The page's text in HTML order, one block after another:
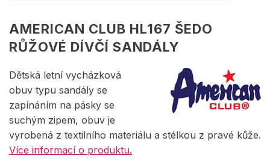
AMERICAN CLUB HL167 ŠEDO
RŮŽOVÉ DÍVČÍ SANDÁLY
Dětská letní vycházková
obuv typu sandály se
zapínáním na pásky se
suchým zipem, obuv je
vyrobená z textilního materiálu a stélkou z pravé kůže.
Více informací o produktu.